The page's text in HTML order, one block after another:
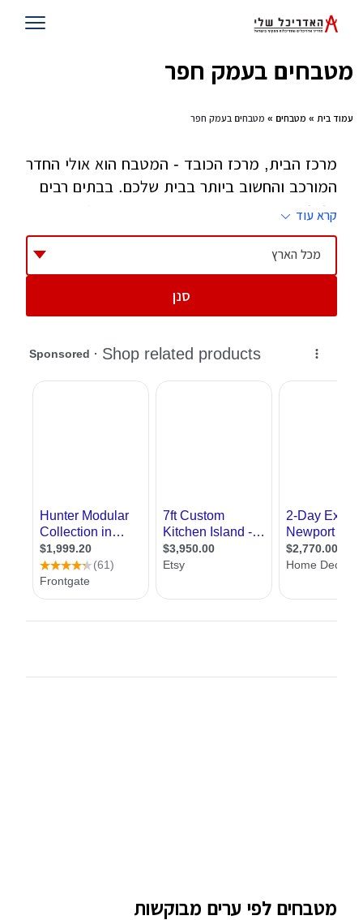
מטבחים בעמק חפר
עמוד בית » מטבחים » מטבחים בעמק חפר
מרכז הבית, מרכז הכובד - המטבח הוא אולי החדר
המורכב והחשוב ביותר בבית שלכם. בבתים רבים
אנחנו מעבירים את רוב שעות הערות במטבח,
בשיחות, בארוחות, בויכוחים ושיחות טלפון -
המטבח רואה הכל. ריכזנו עבורכם רשימת חברות
מטבחים מומלצים ונגרים שעושים מטבחים באופן
עצמאי. על ההבדלים תוכלו לקרוא במאמר
קרא עוד
מכל הארץ
סנן
מטבחים לפי ערים מבוקשות